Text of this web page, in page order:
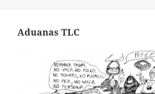
Aduanas TLC